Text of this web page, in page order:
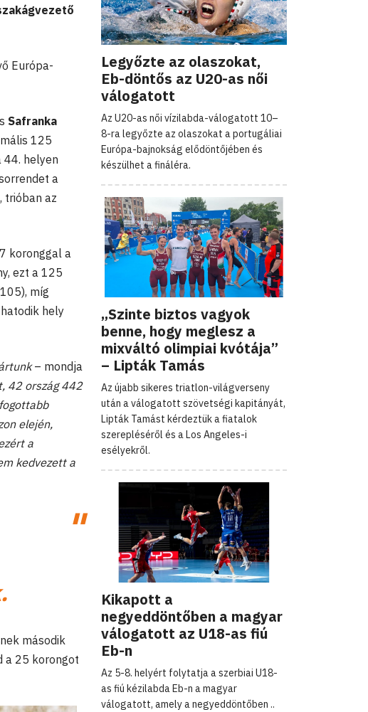
Európa-
Safranka
125
44. helyen
a
trióban az
koronggal a
ezt a 125
míg
hely
– mondja
42 ország 442
elején,
a
kedvezett a
második
a 25 korongot
Legyőzte az olaszokat,
Eb-döntős az U20-as női
válogatott
Az U20-as női vízilabda-válogatott 10–
8-ra legyőzte az olaszokat a portugáliai
Európa-bajnokság elődöntőjében és
készülhet a fináléra.
„Szinte biztos vagyok
benne, hogy meglesz a
mixváltó olimpiai kvótája”
– Lipták Tamás
Az újabb sikeres triatlon-világverseny
után a válogatott szövetségi kapitányát,
Lipták Tamást kérdeztük a fiatalok
szerepléséről és a Los Angeles-i
esélyekről.
Kikapott a
negyeddöntőben a magyar
válogatott az U18-as fiú
Eb-n
Az 5-8. helyért folytatja a szerbiai U18-
as fiú kézilabda Eb-n a magyar
válogatott, amely a negyeddöntőben ..